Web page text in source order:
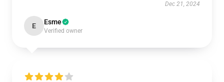
Dec 21, 2024
E Esme
Verified owner